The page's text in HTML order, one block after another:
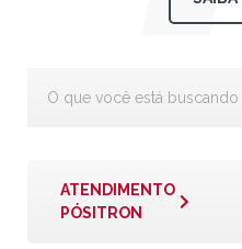
ATENDIMENTO
PÓSITRON